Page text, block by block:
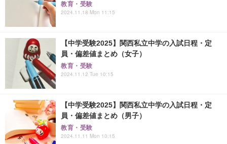
教育・受験
2024.11.18 Mon 11:15
【中学受験2025】関西私立中学の入試日程・定
員・偏差値まとめ（女子）
教育・受験
2024.11.12 Tue 10:15
【中学受験2025】関西私立中学の入試日程・定
員・偏差値まとめ（男子）
教育・受験
2024.11.11 Mon 10:15